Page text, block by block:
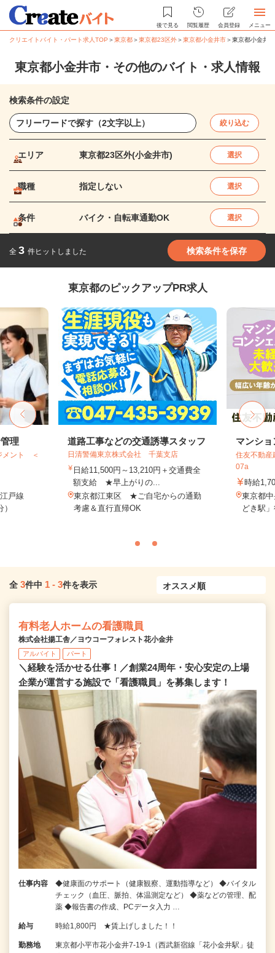
後で見る 閲覧履歴 会員登録 メニュー
クリエイトバイト・パート求人TOP ＞東京都＞東京都23区外＞東京都小金井市＞東京都小金井
東京都小金井市・その他のバイト・求人情報
検索条件の設定
絞り込む
エリア 東京都23区外(小金井市) 選択
職種 指定しない 選択
条件 バイク・自転車通勤OK 選択
全 3 件ヒットしました 検索条件を保存
東京都のピックアップPR求人
理
メント ＜
戸線
道路工事などの交通誘導スタッフ
日清警備東京株式会社 千葉支店
日給11,500円～13,210円＋交通費全
額支給 ★早上がりの...
東京都江東区 ★ご自宅からの通勤
考慮＆直行直帰OK
マンシ
住友不動産
07a
時給
東京都
どき駅
全 3件中 1 - 3件を表示
有料老人ホームの看護職員
株式会社揚工舎／ヨウコーフォレスト花小金井
アルバイト パート
＼経験を活かせる仕事！／創業24周年・安心安定の上場
企業が運営する施設で「看護職員」を募集します！
仕事内容
◆健康面のサポート（健康観察、運動指導など） ◆バイタル
チェック（血圧、脈拍、体温測定など） ◆薬などの管理、配
薬 ◆報告書の作成、PCデータ入力 …
給与 時給1,800円 ★賃上げしました！！
勤務地
東京都小平市花小金井7‐19‐1（西武新宿線「花小金井駅」徒